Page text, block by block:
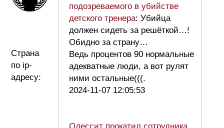
Страна
по ip-
адресу:
подозреваемого в убийстве
детского тренера: Убийца
должен сидеть за решёткой…!
Обидно за страну…
Ведь процентов 90 нормальные
адекватные люди, а вот рулят
ними остальные(((.
2024-11-07 12:05:53